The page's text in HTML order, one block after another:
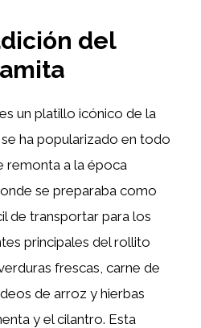
del
es un platillo icónico de la
ha popularizado en todo
remonta a la época
se preparaba como
de transportar para los
principales del rollito
frescas, carne de
de arroz y hierbas
y el cilantro. Esta